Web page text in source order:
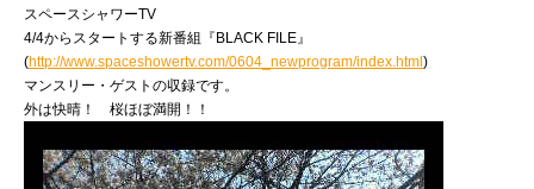
スペースシャワーTV
4/4からスタートする新番組『BLACK FILE』
(http://www.spaceshowertv.com/0604_newprogram/index.html)
マンスリー・ゲストの収録です。
外は快晴！ 桜ほぼ満開！！